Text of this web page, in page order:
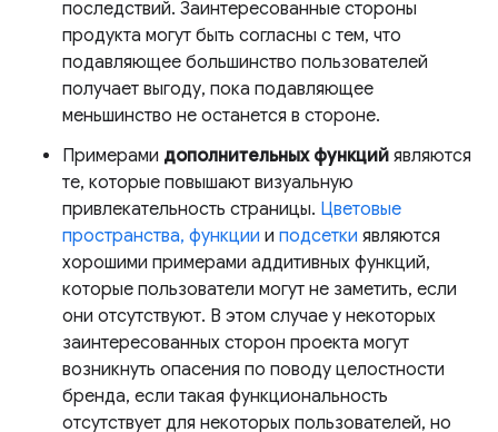
последствий. Заинтересованные стороны
продукта могут быть согласны с тем, что
подавляющее большинство пользователей
получает выгоду, пока подавляющее
меньшинство не останется в стороне.
Примерами дополнительных функций являются
те, которые повышают визуальную
привлекательность страницы. Цветовые
пространства, функции и подсетки являются
хорошими примерами аддитивных функций,
которые пользователи могут не заметить, если
они отсутствуют. В этом случае у некоторых
заинтересованных сторон проекта могут
возникнуть опасения по поводу целостности
бренда, если такая функциональность
отсутствует для некоторых пользователей, но